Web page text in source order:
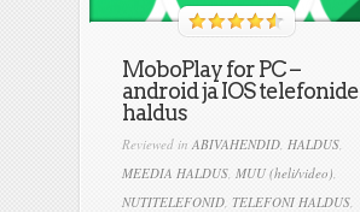
MoboPlay for PC –
android ja IOS telefonide
haldus
Reviewed in ABIVAHENDID, HALDUS,
MEEDIA HALDUS, MUU (heli/video),
NUTITELEFONID, TELEFONI HALDUS,